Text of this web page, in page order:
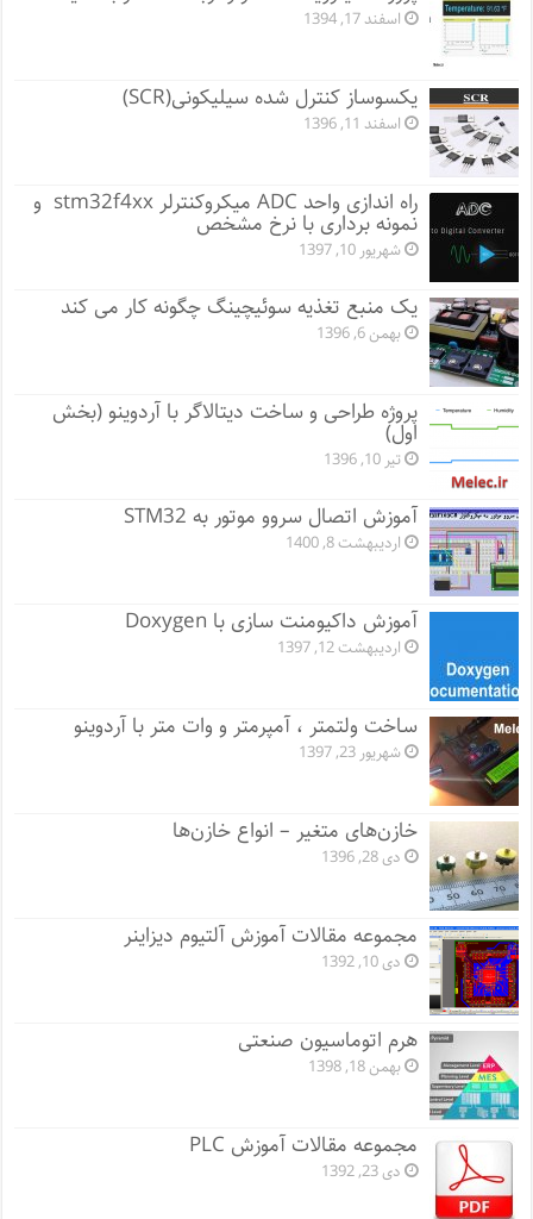
اسفند 17, 1394
یکسوساز کنترل شده سیلیکونی(SCR)
اسفند 11, 1396
راه اندازی واحد ADC میکروکنترلر stm32f4xx و
نمونه برداری با نرخ مشخص
شهریور 10, 1397
یک منبع تغذیه سوئیچینگ چگونه کار می کند
بهمن 6, 1396
پروژه طراحی و ساخت دیتالاگر با آردوینو (بخش
اول)
تیر 10, 1396
آموزش اتصال سروو موتور به STM32
اردیبهشت 8, 1400
آموزش داکیومنت سازی با Doxygen
اردیبهشت 12, 1397
ساخت ولتمتر ، آمپرمتر و وات متر با آردوینو
شهریور 23, 1397
خازن‌های متغیر – انواع خازن‌ها
دی 28, 1396
مجموعه مقالات آموزش آلتیوم دیزاینر
دی 10, 1392
هرم اتوماسیون صنعتی
بهمن 18, 1398
مجموعه مقالات آموزش PLC
دی 23, 1392